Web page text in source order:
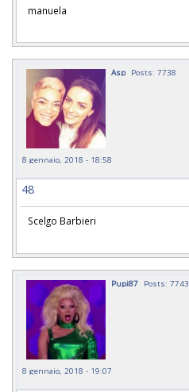
manuela
Asp Posts: 7738
8 gennaio, 2018 - 18:58
48
Scelgo Barbieri
Pupi87 Posts: 7743
8 gennaio, 2018 - 19:07